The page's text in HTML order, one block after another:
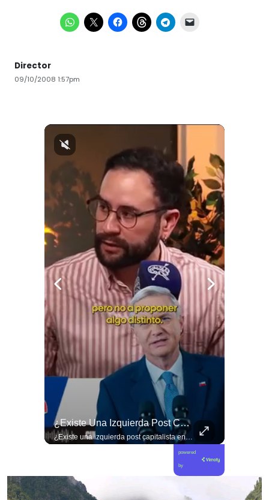
Director
09/10/2008 1:57pm
¿Existe Una Izquierda Post Capitalista En Chile?
¿Existe una izquierda post capitalista en Chile? 🤔 Esta semana tuvimos panelazo en Gobierno de Emergencia con @giordanociudadano @jpsanhuezatortella y @naticastilloabogada 🔥
powered
by